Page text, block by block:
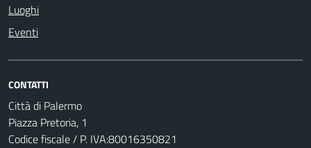
Luoghi
Eventi
CONTATTI
Città di Palermo
Piazza Pretoria, 1
Codice fiscale / P. IVA:80016350821